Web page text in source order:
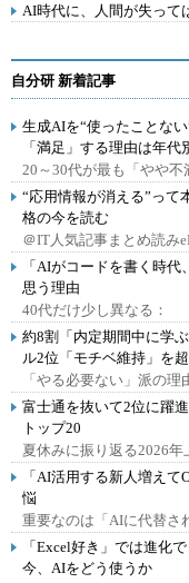
AI時代に、人間が失って
自分研 新着記事
生成AIを“使ったことな
「満足」する理由は年
20～30代が最も「やや不
“応用情報が消える”っ
格の今を読む
＠IT人気記事まとめ読み
「AIがコードを書く時
思う理由
40代だけ少し異なる：
約8割「内定期間中に学
ル2位「モチベ維持」を
「やる必要ない」派の理
富士通を抜いて2位に躍
トップ20
夏休みに振り返る2026年
「AI活用する新人増え
悩
重要なのは「AIに代替さ
「Excel好き」では進化
今、AIをどう使うか